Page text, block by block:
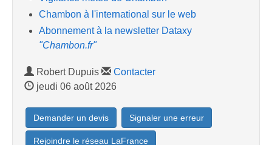
Chambon à l'international sur le web
Abonnement à la newsletter Dataxy
"Chambon.fr"
Robert Dupuis
Contacter
jeudi 06 août 2026
Demander un devis Signaler une erreur
Rejoindre le réseau LaFrance